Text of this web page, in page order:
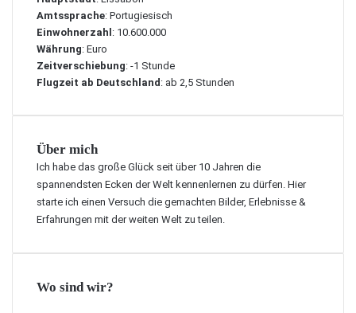
Amtssprache: Portugiesisch
Einwohnerzahl : 10.600.000
Währung: Euro
Zeitverschiebung: -1 Stunde
Flugzeit ab Deutschland : ab 2,5 Stunden
Über mich
Ich habe das große Glück seit über 10 Jahren die
spannendsten Ecken der Welt kennenlernen zu dürfen. Hier
starte ich einen Versuch die gemachten Bilder, Erlebnisse &
Erfahrungen mit der weiten Welt zu teilen.
Wo sind wir?